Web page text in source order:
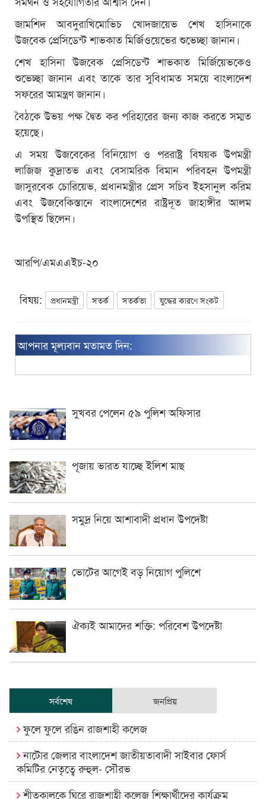
জামশিদ আবদুরাখিমোভিচ খোদজায়েভ শেখ হাসিনাকে
উজবেক প্রেসিডেন্ট শাভকাত মির্জিওয়েভের শুভেচ্ছা জানান।
শেখ হাসিনা উজবেক প্রেসিডেন্ট শাভকাত মির্জিয়েভকেও
শুভেচ্ছা জানান এবং তাকে তার সুবিধামত সময়ে বাংলাদেশ
সফরের আমন্ত্রণ জানান।
বৈঠকে উভয় পক্ষ দ্বৈত কর পরিহারের জন্য কাজ করতে সম্মত
হয়েছে।
এ সময় উজবেকের বিনিয়োগ ও পররাষ্ট্র বিষয়ক উপমন্ত্রী
লাজিজ কুদ্রাতভ এবং বেসামরিক বিমান পরিবহন উপমন্ত্রী
জাসুরবেক চোরিয়েভ, প্রধানমন্ত্রীর প্রেস সচিব ইহসানুল করিম
এবং উজবেকিস্তানে বাংলাদেশের রাষ্ট্রদূত জাহাঙ্গীর আলম
উপস্থিত ছিলেন।
আরপি/এমএএইচ-২০
বিষয়: প্রধানমন্ত্রী সতর্ক সতর্কতা যুদ্ধের কারণে সংকট
আপনার মূল্যবান মতামত দিন:
সুখবর পেলেন ৫৯ পুলিশ অফিসার
পূজায় ভারত যাচ্ছে ইলিশ মাছ
সমুদ্র নিয়ে আশাবাদী প্রধান উপদেষ্টা
ভোটের আগেই বড় নিয়োগ পুলিশে
ঐক্যই আমাদের শক্তি: পরিবেশ উপদেষ্টা
সর্বশেষ জনপ্রিয়
ফুলে ফুলে রঙিন রাজশাহী কলেজ
নাটোর জেলার বাংলাদেশ জাতীয়তাবাদী সাইবার ফোর্স
কমিটির নেতৃত্বে রুহুল- সৌরভ
শীতকালকে ঘিরে রাজশাহী কলেজ শিক্ষার্থীদের কার্যক্রম